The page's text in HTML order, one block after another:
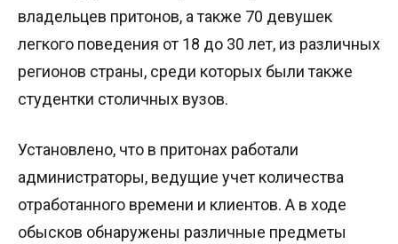
владельцев притонов, а также 70 девушек
легкого поведения от 18 до 30 лет, из различных
регионов страны, среди которых были также
студентки столичных вузов.
Установлено, что в притонах работали
администраторы, ведущие учет количества
отработанного времени и клиентов. А в ходе
обысков обнаружены различные предметы